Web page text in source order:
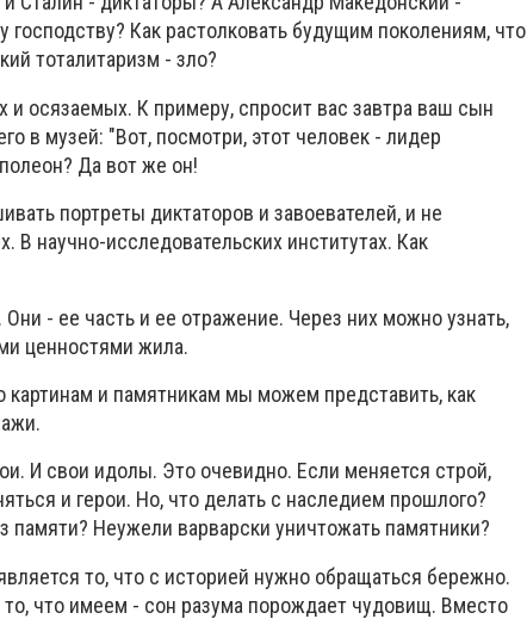
Как растолковать будущим поколениям, что
тоталитаризм - зло?
и осязаемых. К примеру, спросит вас завтра ваш сын
в музей: "Вот, посмотри, этот человек - лидер
Да вот же он!
портреты диктаторов и завоевателей, и не
В научно-исследовательских институтах. Как
- ее часть и ее отражение. Через них можно узнать,
ценностями жила.
картинам и памятникам мы можем представить, как
И свои идолы. Это очевидно. Если меняется строй,
и герои. Но, что делать с наследием прошлого?
Неужели варварски уничтожать памятники?
то, что с историей нужно обращаться бережно.
что имеем - сон разума порождает чудовищ. Вместо